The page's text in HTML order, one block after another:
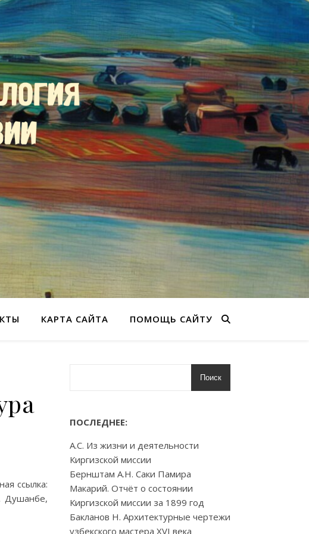
КАРТА САЙТА ПОМОЩЬ САЙТУ
ссылка:
Душанбе,
Поиск
ПОСЛЕДНЕЕ:
А.С. Из жизни и деятельности
Киргизской миссии
Бернштам А.Н. Саки Памира
Макарий. Отчёт о состоянии
Киргизской миссии за 1899 год
Бакланов Н. Архитектурные чертежи
узбекского мастера XVI века